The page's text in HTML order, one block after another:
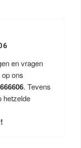
en vragen
op ons
. Tevens
hetzelde